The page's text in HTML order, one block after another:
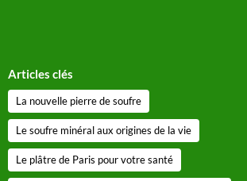
Articles clés
La nouvelle pierre de soufre
Le soufre minéral aux origines de la vie
Le plâtre de Paris pour votre santé